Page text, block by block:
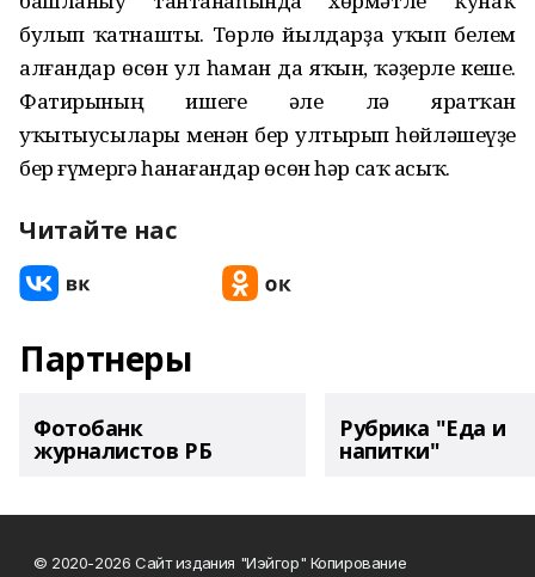
булып ҡатнашты. Төрлө йылдарҙа уҡып белем
алғандар өсөн ул һаман да яҡын, ҡәҙерле кеше.
Фатирының ишеге әле лә яратҡан
уҡытыусылары менән бер ултырып һөйләшеүҙе
бер ғүмергә һанағандар өсөн һәр саҡ асыҡ.
Читайте нас
Партнеры
Фотобанк
журналистов РБ
Рубрика "Еда и
напитки"
© 2020-2026 Сайт издания "Иэйгор" Копирование